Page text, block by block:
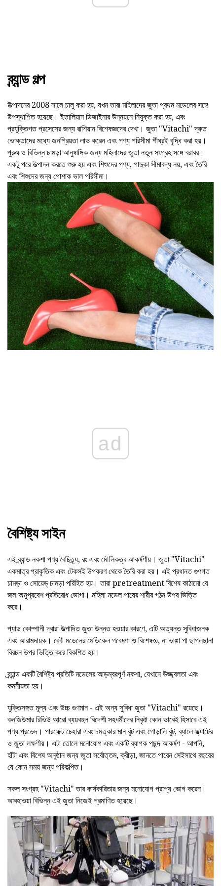
ব্র্যান্ড গল্প
উত্পাদনের 2008 সালে চালু করা হয়, যখন তারা মহিলাদের জুতা প্রথম মডেলের সঙ্গে
উপস্থাপিত হয়েছে। ইতালিয়ান ডিজাইনার উন্নয়নে নিযুক্ত করা হয়, এবং
প্রযুক্তিগত প্রসেসের জন্য রাশিয়ান বিশেষজ্ঞদের দেখা। জুতা "Vitachi" দ্রুত
ভোক্তাদের মধ্যে জনপ্রিয়তা লাভ করেন এবং পণ্য পরিসীমা শীঘ্রই বৃদ্ধি করা হয়।
পুরুষ ও বিভিন্ন চামড়া আনুষাঙ্গিক জন্য মহিলাদের জুতা নতুন সংগ্রহ সঙ্গে বরাবর।
একটু পরে উত্পাদন করতে শুরু হয় এবং শিশুদের পণ্য, পাদুকা সীমাবদ্ধ নয়, এবং তৈরি
এবং শিশুদের জন্য পোশাক ভাল পরিসীমা।
ad
বৈশিষ্ট্য সাইন
এই ব্র্যান্ড নকশা পণ্য বৈচিত্র্য, রং এবং মৌলিকত্ব আকর্ষণীয়। জুতা "Vitachi"
একমাত্র প্রাকৃতিক এবং টেকসই উপকরণ থেকে তৈরি করা হয়। এই প্রধানত গুণগত
চামড়া ও সোয়েড্ চামড়া পরিহিত হয়। তারা pretreatment বিশেষ কাঠামো যে
জল অনুপ্রবেশ প্রতিরোধ ভোগা। মহিলা মডেল পায়ের শারীর গঠন উপর ভিত্তি
করে।
প্যাড কোম্পানী দ্বারা উত্পাদিত জুতা উন্নত হওয়ার কারণে, এটি অত্যন্ত সুবিধাজনক
এবং আরামদায়ক। বেবী মডেলের মেডিকেল গবেষণা ও বিশেষজ্ঞ, না ভাঙা পা ছাগলছানা
বিরচন উপর ভিত্তি করে বিকশিত হয়।
ব্র্যান্ড একটি বৈশিষ্ট্য প্রতিটি মডেলের আড়ম্বরপূর্ণ নকশা, যেখানে উজ্জ্বলতা এবং
কমনীয়তা হয়।
যুক্তিসঙ্গত মূল্য এবং উচ্চ গুণমান - এই অন্য সুবিধা জুতা "Vitachi" রয়েছে।
কনজিউমার রিভিউ আরো ব্যয়বহুল বিদেশী সহধর্মীদের নিকৃষ্ট কোন ভাবেই হিসাবে এই
পণ্য প্রভেদ। পারফেক্ট চেহারা এবং চমত্কার মান বুট এবং গোড়ালি বুট, ব্যালে ফ্ল্যাটের
ও জুতা লক্ষণীয়। এটা তোলে মনোযোগ এবং একটি ব্যাপক পছন্দ আকর্ষণ - আপনি,
হাঁটা এবং বিশেষ অনুষ্ঠান জন্য জুতা সর্বোত্তম, ক্রীড়া, জানতে পারেন সেইসাথে বছরের
যে কোন সময় জন্য পরিকল্পিত।
সকল সংগ্রহ "Vitachi" তার কার্যকারিতার জন্য মনোযোগ প্রাপ্য ভোগ করেন।
আবহাওয়া বিভিন্ন এই জুতা নিজেই প্রমাণিত হয়েছে।